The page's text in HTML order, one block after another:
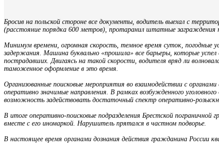
Бросив на польской стороне все документы, водитель выехал с
(расстояние порядка 600 метров), протаранил штатные заграждения
Минимум времени, огромная скорость, темное время суток, погодные
задержания. Машина буквально «прошила» все барьеры, которые
пострадавших. Двигаясь на такой скорости, водителя вряд ли
таможенное оформление в это время.
Организованные поисковые мероприятия во взаимодействии с
оперативно значимые направления. В рамках возбужденного
возможность задействовать достаточный спектр оперативно-
В итоге оперативно-поисковые подразделения Брестской
вместе с его иномаркой. Нарушитель прятался в частном подворье.
В настоящее время органами дознания действия гражданина России